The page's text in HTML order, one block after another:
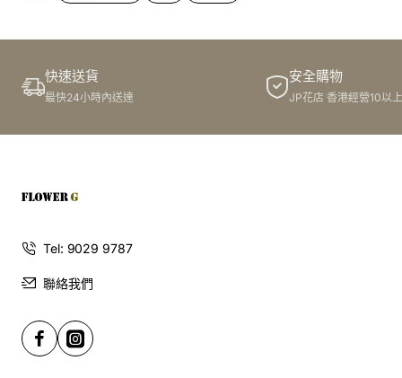
快速送貨
最快24小時內送達
安全購物
JP花店 香港經營10以
Tel: 9029 9787
聯絡我們